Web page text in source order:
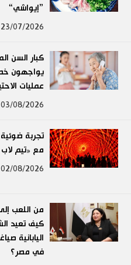
”إيواشي“
23/07/2026
كبار السن
يواجهون
عمليات
03/08/2026
تجربة
مع «تيم
02/08/2026
من اللعب
كيف تعيد
اليابانية
في مصر؟